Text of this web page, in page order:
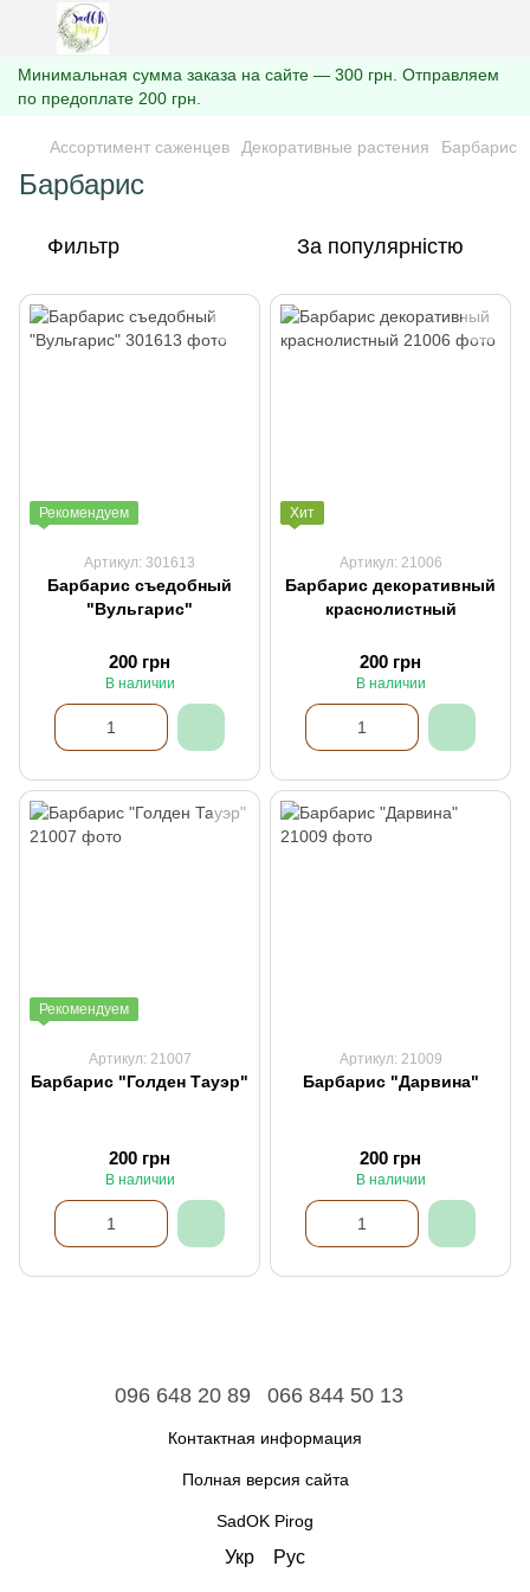
Минимальная сумма заказа на сайте — 300 грн. Отправляем
по предоплате 200 грн.
Ассортимент саженцев Декоративные растения Барбарис
Барбарис
Фильтр За популярністю
Рекомендуем
Артикул: 301613
Барбарис съедобный
"Вульгарис"
200 грн
В наличии
Хит
Артикул: 21006
Барбарис декоративный
краснолистный
200 грн
В наличии
Рекомендуем
Артикул: 21007
Барбарис "Голден Тауэр"
200 грн
В наличии
Артикул: 21009
Барбарис "Дарвина"
200 грн
В наличии
096 648 20 89 066 844 50 13
Контактная информация
Полная версия сайта
SadOK Pirog
Укр Рус